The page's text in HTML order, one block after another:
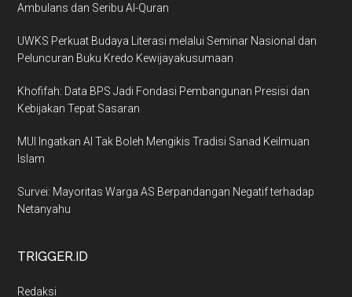
Ambulans dan Seribu Al-Quran
UWKS Perkuat Budaya Literasi melalui Seminar Nasional dan
Peluncuran Buku Kredo Kewijayakusumaan
Khofifah: Data BPS Jadi Fondasi Pembangunan Presisi dan
Kebijakan Tepat Sasaran
MUI Ingatkan AI Tak Boleh Mengikis Tradisi Sanad Keilmuan
Islam
Survei: Mayoritas Warga AS Berpandangan Negatif terhadap
Netanyahu
TRIGGER.ID
Redaksi